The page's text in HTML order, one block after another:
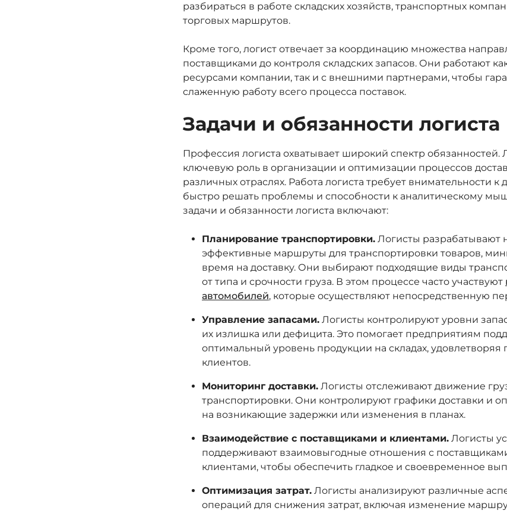
разбираться в работе складских хозяйств, транспортных
торговых маршрутов.
Кроме того, логист отвечает за координацию множества
поставщиками до контроля складских запасов. Они работают
ресурсами компании, так и с внешними партнерами, чтобы
слаженную работу всего процесса поставок.
Задачи и обязанности логиста
Профессия логиста охватывает широкий спектр обязанностей.
ключевую роль в организации и оптимизации процессов
различных отраслях. Работа логиста требует внимательности к
быстро решать проблемы и способности к аналитическому
задачи и обязанности логиста включают:
Планирование транспортировки. Логисты разрабатывают
эффективные маршруты для транспортировки товаров,
время на доставку. Они выбирают подходящие виды
от типа и срочности груза. В этом процессе часто участвуют
автомобилей, которые осуществляют непосредственную
Управление запасами. Логисты контролируют уровни
их излишка или дефицита. Это помогает предприятиям
оптимальный уровень продукции на складах, удовлетворяя
клиентов.
Мониторинг доставки. Логисты отслеживают движение
транспортировки. Они контролируют графики доставки и
на возникающие задержки или изменения в планах.
Взаимодействие с поставщиками и клиентами. Логисты
поддерживают взаимовыгодные отношения с
клиентами, чтобы обеспечить гладкое и своевременное
Оптимизация затрат. Логисты анализируют различные
операций для снижения затрат, включая изменение